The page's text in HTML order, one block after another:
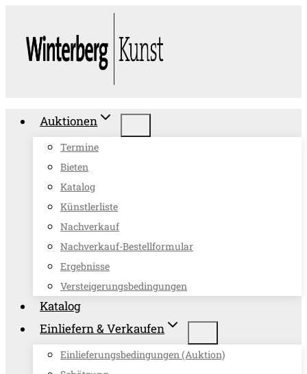
springen
Auktionen
Termine
Bieten
Katalog
Künstlerliste
Nachverkauf
Nachverkauf-Bestellformular
Ergebnisse
Versteigerungsbedingungen
Katalog
Einliefern & Verkaufen
Einlieferungsbedingungen (Auktion)